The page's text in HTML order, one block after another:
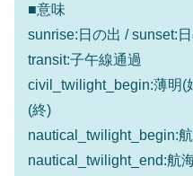
■意味
sunrise:日の出 / sunset:日
transit:子午線通過
civil_twilight_begin:薄明(
(終)
nautical_twilight_begin:
nautical_twilight_end:航